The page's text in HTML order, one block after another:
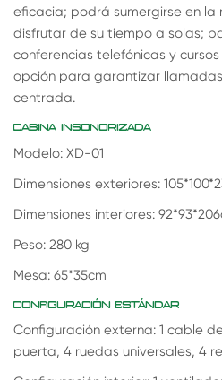
eficacia; podrá sumergirse en la
disfrutar de su tiempo a solas;
conferencias telefónicas y
opción para garantizar
centrada.
CABINA INSONORIZADA
Modelo: XD-01
Dimensiones exteriores:
Dimensiones interiores:
Peso: 280 kg
Mesa: 65*35cm
CONFIGURACIÓN ESTÁNDAR
Configuración externa: 1 cable
puerta, 4 ruedas universales, 4